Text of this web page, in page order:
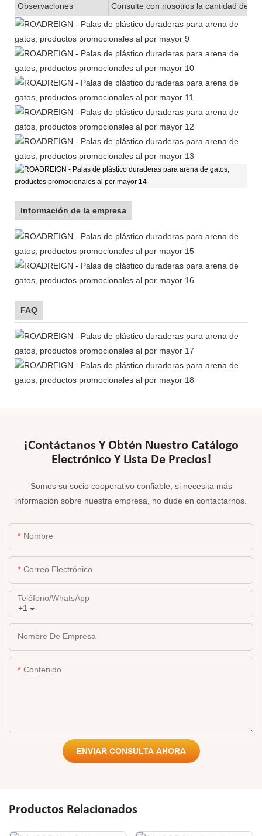
Observaciones Consulte con nosotros la cantidad de
Información de la empresa
FAQ
¡Contáctanos Y Obtén Nuestro Catálogo
Electrónico Y Lista De Precios!
Somos su socio cooperativo confiable, si necesita más
información sobre nuestra empresa, no dude en contactarnos.
Nombre
Correo Electrónico
+1
Teléfono/WhatsApp
Nombre De Empresa
Contenido
ENVIAR CONSULTA AHORA
Productos Relacionados